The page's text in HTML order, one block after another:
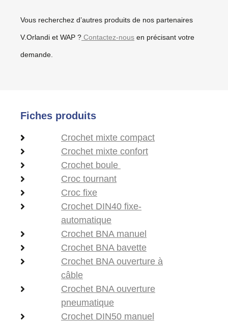
Vous recherchez d’autres produits de nos partenaires
V.Orlandi et WAP ? Contactez-nous en précisant votre
demande.
Fiches produits
Crochet mixte compact
Crochet mixte confort
Crochet boule
Croc tournant
Croc fixe
Crochet DIN40 fixe-
automatique
Crochet BNA manuel
Crochet BNA bavette
Crochet BNA ouverture à
câble
Crochet BNA ouverture
pneumatique
Crochet DIN50 manuel